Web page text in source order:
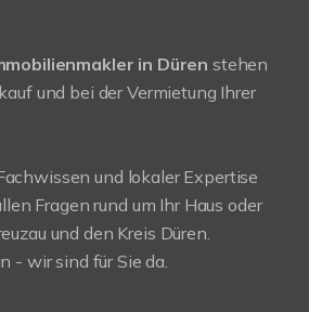
in Düren stehen
und bei der Vermietung Ihrer
und lokaler Expertise
Fragen rund um Ihr Haus oder
und den Kreis Düren.
- wir sind für Sie da.